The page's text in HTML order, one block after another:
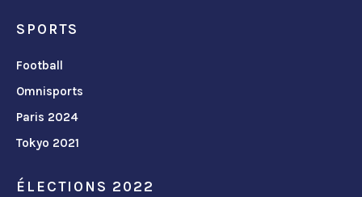
SPORTS
Football
Omnisports
Paris 2024
Tokyo 2021
ÉLECTIONS 2022